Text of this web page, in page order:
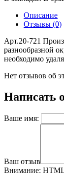
Описание
Отзывы (0)
Арт.20-721
разнообразной
необходимо
Нет отзывов об
Написать
Ваше имя:
Ваш отзыв
Внимание: